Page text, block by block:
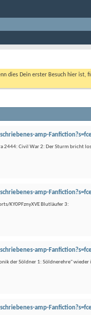
dies Dein erster Besuch hier ist,
amp-
2444: Civil War 2: Der Sturm bricht
amp-
KY0PFznyXVE Blutläufer 3:
amp-
der Söldner 1: Söldnerehre" wieder
amp-